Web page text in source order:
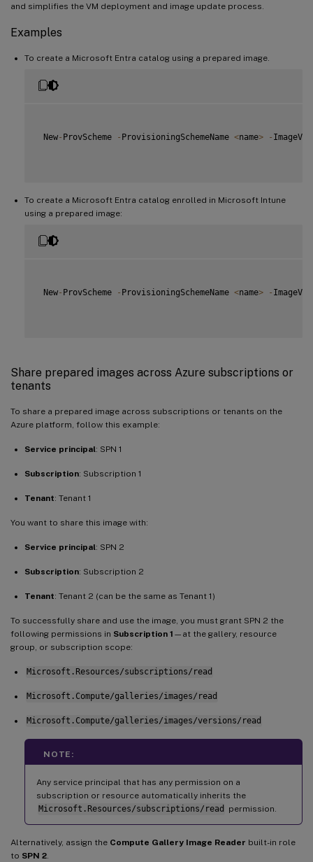
and simplifies the VM deployment and image update process.
Examples
To create a Microsoft Entra catalog using a prepared image.
New- ProvScheme - ProvisioningSchemeName <name> -
To create a Microsoft Entra catalog enrolled in Microsoft Intune
using a prepared image:
New- ProvScheme - ProvisioningSchemeName <name> -
Share prepared images across Azure subscriptions or
tenants
To share a prepared image across subscriptions or tenants on the
Azure platform, follow this example:
Service principal: SPN 1
Subscription: Subscription 1
Tenant: Tenant 1
You want to share this image with:
Service principal: SPN 2
Subscription: Subscription 2
Tenant: Tenant 2 (can be the same as Tenant 1)
To successfully share and use the image, you must grant SPN 2 the
following permissions in Subscription 1 —at the gallery, resource
group, or subscription scope:
Microsoft.Resources/subscriptions/read
Microsoft.Compute/galleries/images/read
Microsoft.Compute/galleries/images/versions/read
NOTE:
Any service principal that has any permission on a
subscription or resource automatically inherits the
Microsoft.Resources/subscriptions/read
permission.
Alternatively, assign the Compute Gallery Image Reader built-in role
to SPN 2.